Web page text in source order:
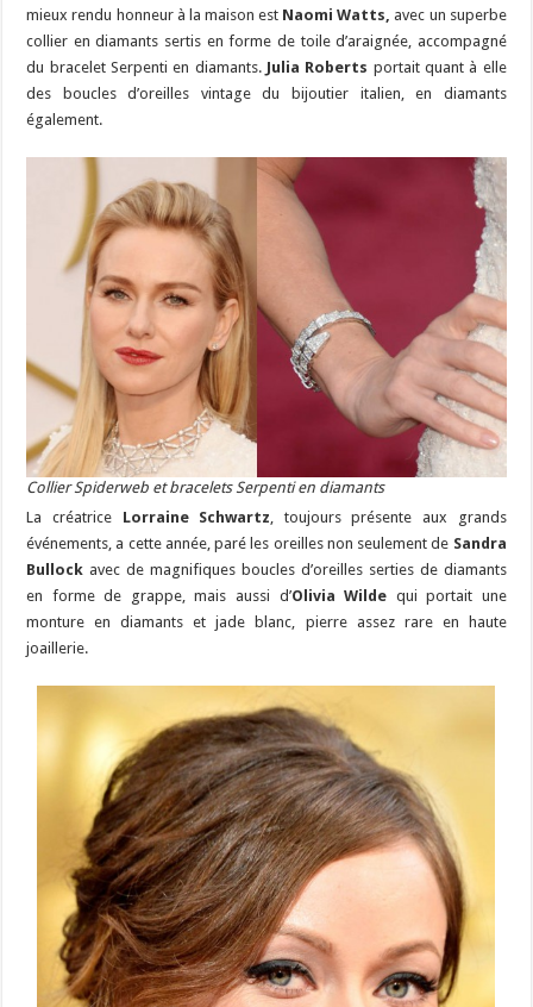
mieux rendu honneur à la maison est Naomi Watts, avec un superbe
collier en diamants sertis en forme de toile d’araignée, accompagné
du bracelet Serpenti en diamants. Julia Roberts portait quant à elle
des boucles d’oreilles vintage du bijoutier italien, en diamants
également.
Collier Spiderweb et bracelets Serpenti en diamants
La créatrice Lorraine Schwartz , toujours présente aux grands
événements, a cette année, paré les oreilles non seulement de Sandra
Bullock avec de magnifiques boucles d’oreilles serties de diamants
en forme de grappe, mais aussi d’Olivia Wilde qui portait une
monture en diamants et jade blanc, pierre assez rare en haute
joaillerie.